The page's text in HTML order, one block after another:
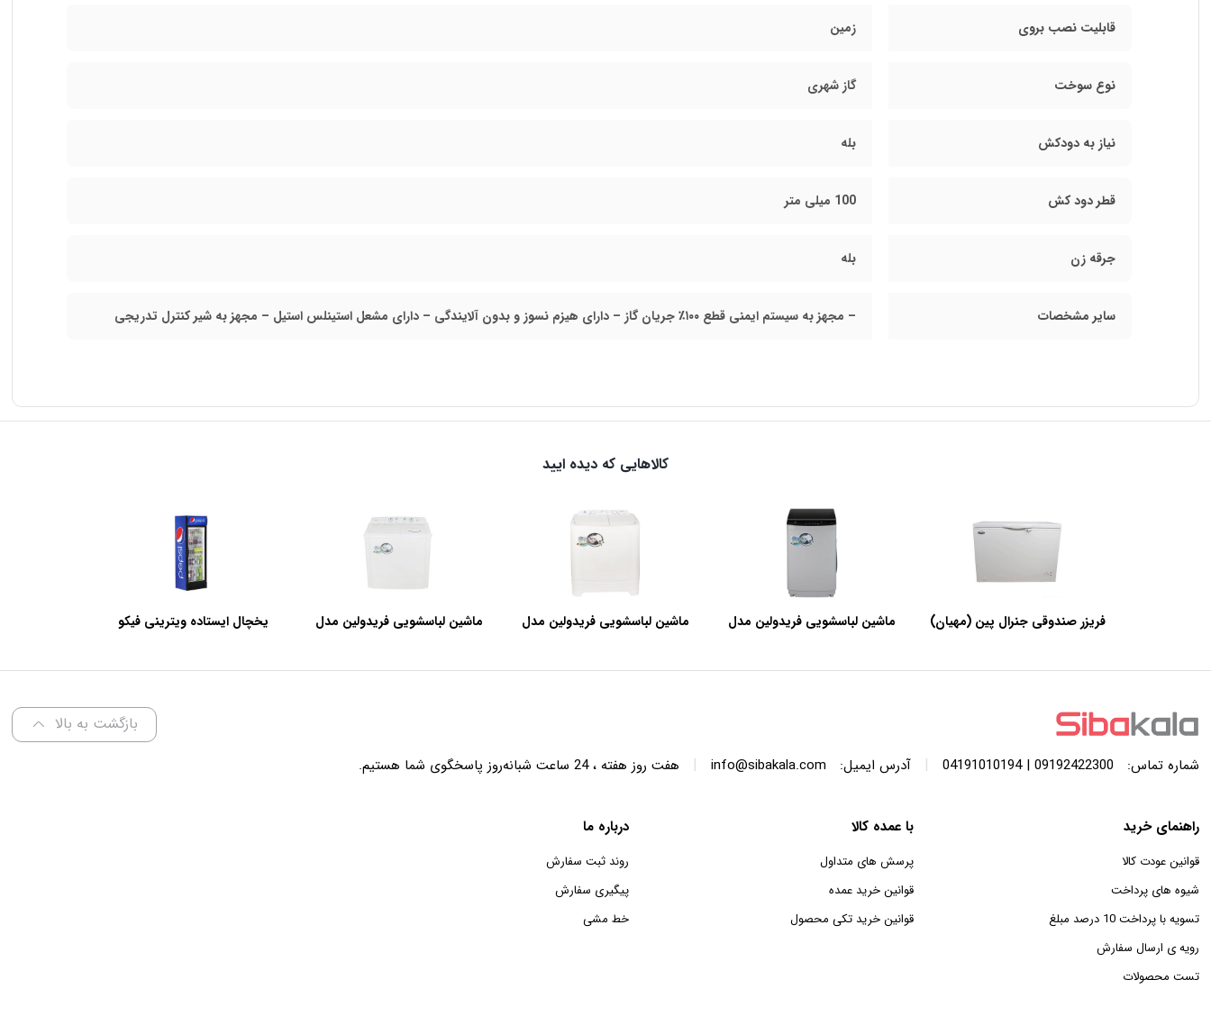
قابلیت نصب بروی زمین
نوع سوخت گاز شهری
نیاز به دودکش بله
قطر دود کش 100 میلی متر
جرقه زن بله
سایر مشخصات – مجهز به سیستم ایمنی قطع ۱۰۰٪ جریان گاز – دارای هیزم نسوز و بدون آلایندگی – دارای مشعل استینلس استیل – مجهز به شیر کنترل تدریجی
کالاهایی که دیده ایید
فریزر صندوقی جنرال پین (مهیان)
ماشین لباسشویی فریدولین مدل
ماشین لباسشویی فریدولین مدل
ماشین لباسشویی فریدولین مدل
یخچال ایستاده ویترینی فیکو
بازگشت به بالا
شماره تماس: 09192422300 | 04191010194
| آدرس ایمیل: info@sibakala.com
| هفت روز هفته ، 24 ساعت شبانه‌روز پاسخگوی شما هستیم.
راهنمای خرید
قوانین عودت کالا
شیوه های پرداخت
تسویه با پرداخت 10 درصد مبلغ
رویه ی ارسال سفارش
تست محصولات
با عمده کالا
پرسش های متداول
قوانین خرید عمده
قوانین خرید تکی محصول
درباره ما
روند ثبت سفارش
پیگیری سفارش
خط مشی